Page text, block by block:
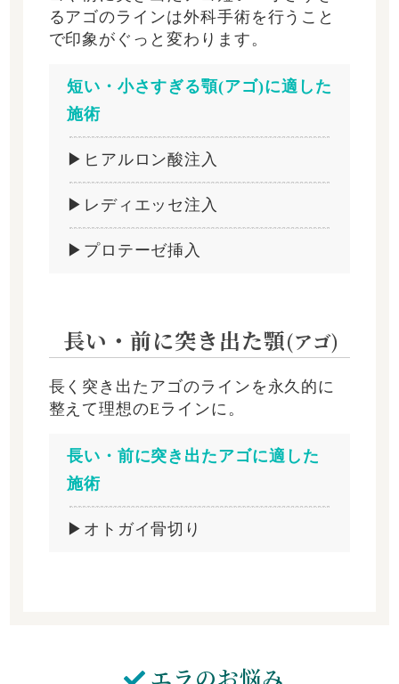
るアゴのラインは外科手術を行うこと
で印象がぐっと変わります。
短い・小さすぎる顎(アゴ)に適した
施術
▶ヒアルロン酸注入
▶レディエッセ注入
▶プロテーゼ挿入
長い・前に突き出た顎(アゴ)
長く突き出たアゴのラインを永久的に
整えて理想のEラインに。
長い・前に突き出たアゴに適した
施術
▶オトガイ骨切り
エラのお悩み